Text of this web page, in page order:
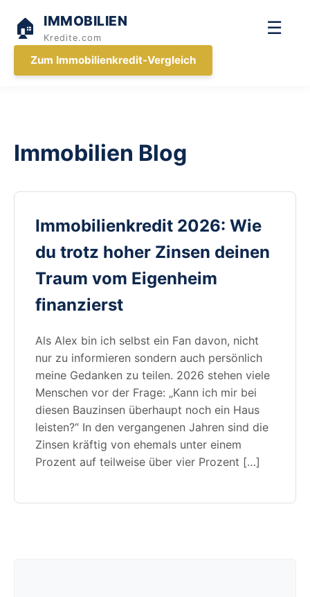
🏠 IMMOBILIEN
Kredite.com ☰
Zum Immobilienkredit-Vergleich
Immobilien Blog
Immobilienkredit 2026: Wie
du trotz hoher Zinsen deinen
Traum vom Eigenheim
finanzierst
Als Alex bin ich selbst ein Fan davon, nicht
nur zu informieren sondern auch persönlich
meine Gedanken zu teilen. 2026 stehen viele
Menschen vor der Frage: „Kann ich mir bei
diesen Bauzinsen überhaupt noch ein Haus
leisten?“ In den vergangenen Jahren sind die
Zinsen kräftig von ehemals unter einem
Prozent auf teilweise über vier Prozent […]